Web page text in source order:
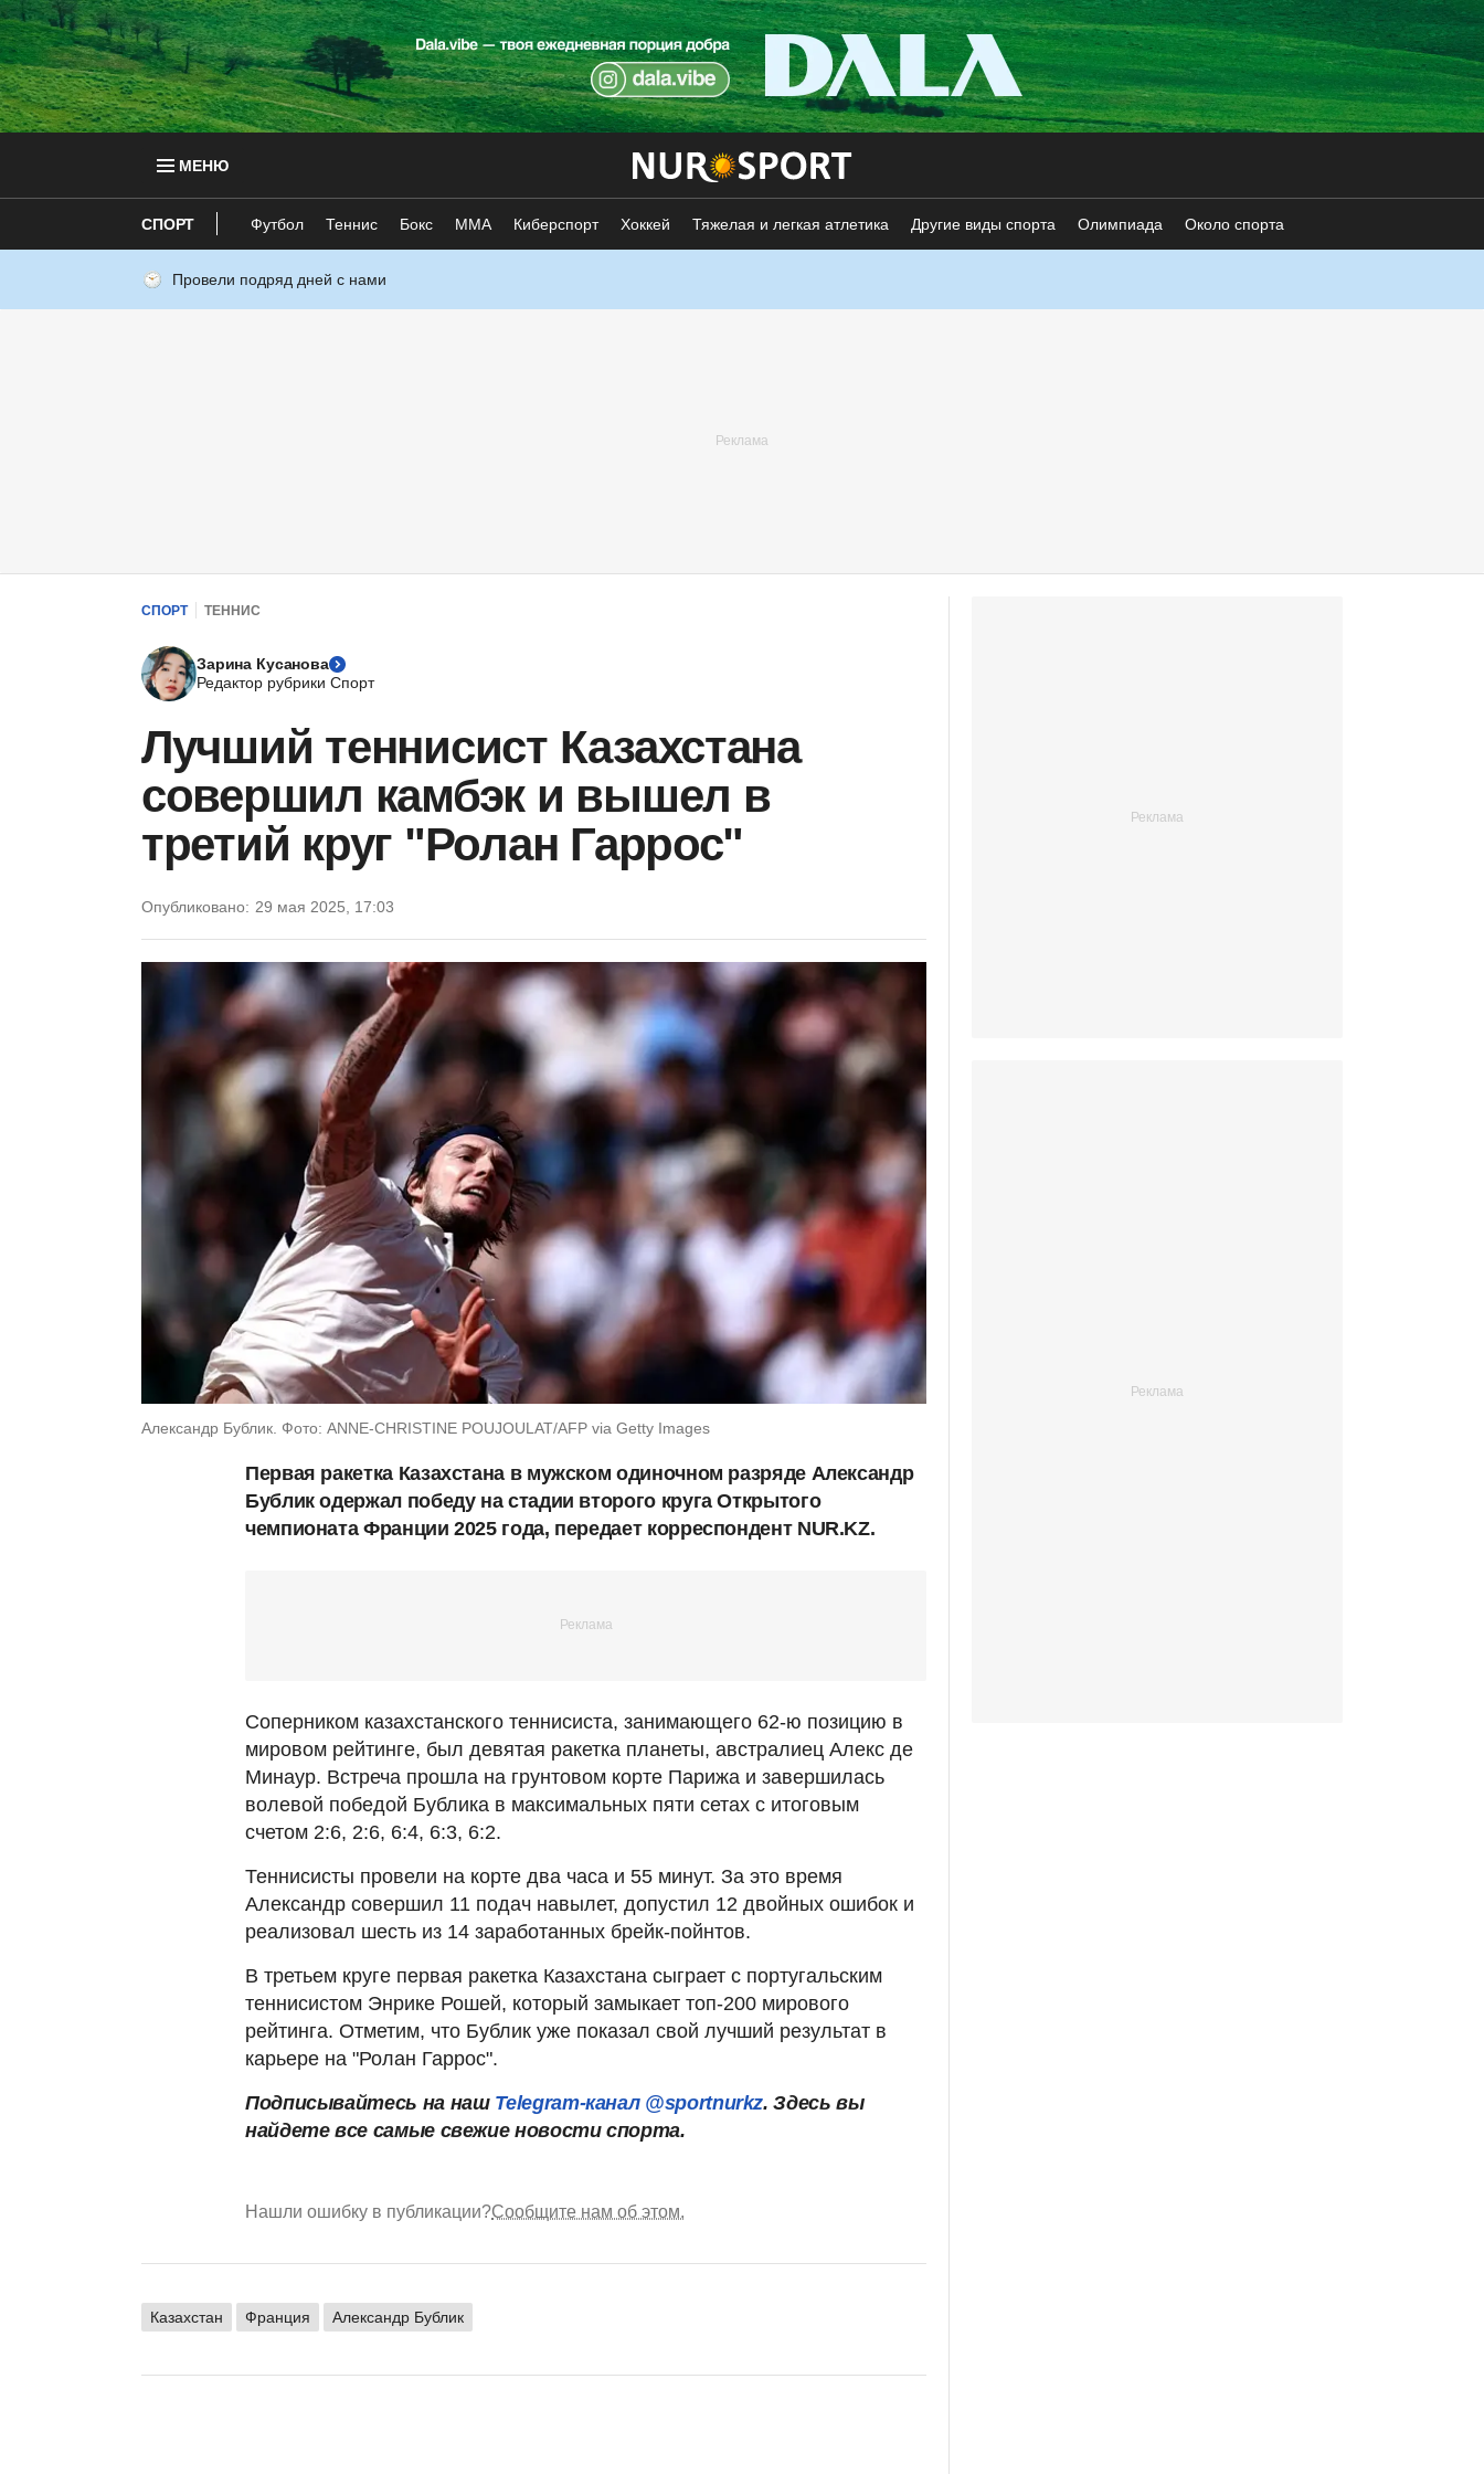
МЕНЮ
СПОРТ Футбол Теннис Бокс ММА Киберспорт Хоккей Тяжелая и легкая атлетика Другие виды спорта Олимпиада Около спорта
Провели подряд дней с нами
СПОРТ ТЕННИС
Зарина Кусанова
Редактор рубрики Спорт
Лучший теннисист Казахстана
совершил камбэк и вышел в
третий круг "Ролан Гаррос"
Опубликовано: 29 мая 2025, 17:03
Александр Бублик. Фото: ANNE-CHRISTINE POUJOULAT/AFP via Getty Images
Первая ракетка Казахстана в мужском одиночном разряде Александр
Бублик одержал победу на стадии второго круга Открытого
чемпионата Франции 2025 года, передает корреспондент NUR.KZ.
Соперником казахстанского теннисиста, занимающего 62-ю позицию в
мировом рейтинге, был девятая ракетка планеты, австралиец Алекс де
Минаур. Встреча прошла на грунтовом корте Парижа и завершилась
волевой победой Бублика в максимальных пяти сетах с итоговым
счетом 2:6, 2:6, 6:4, 6:3, 6:2.
Теннисисты провели на корте два часа и 55 минут. За это время
Александр совершил 11 подач навылет, допустил 12 двойных ошибок и
реализовал шесть из 14 заработанных брейк-пойнтов.
В третьем круге первая ракетка Казахстана сыграет с португальским
теннисистом Энрике Рошей, который замыкает топ-200 мирового
рейтинга. Отметим, что Бублик уже показал свой лучший результат в
карьере на "Ролан Гаррос".
Подписывайтесь на наш Telegram-канал @sportnurkz. Здесь вы
найдете все самые свежие новости спорта.
Нашли ошибку в публикации?Сообщите нам об этом.
Казахстан Франция Александр Бублик